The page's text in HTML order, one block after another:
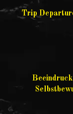
Trip